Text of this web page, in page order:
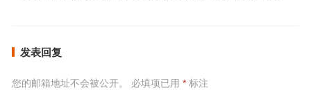
发表回复
您的邮箱地址不会被公开。 必填项已用 *标注